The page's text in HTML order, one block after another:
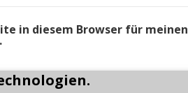
in diesem Browser für meinen